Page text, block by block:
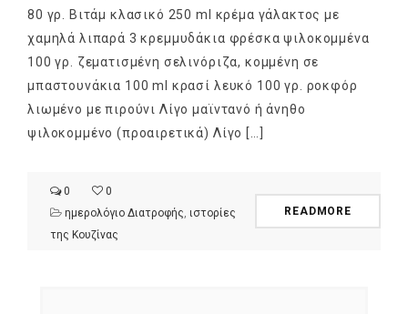
80 γρ. Bιτάμ κλασικό 250 ml κρέμα γάλακτος με
χαμηλά λιπαρά 3 κρεμμυδάκια φρέσκα ψιλοκομμένα
100 γρ. ζεματισμένη σελινόριζα, κομμένη σε
μπαστουνάκια 100 ml κρασί λευκό 100 γρ. ροκφόρ
λιωμένο με πιρούνι Λίγο μαϊντανό ή άνηθο
ψιλοκομμένο (προαιρετικά) Λίγο […]
0
0
ημερολόγιο Διατροφής ιστορίες
της Κουζίνας
READMORE